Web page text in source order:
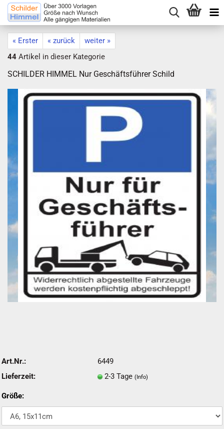
« Erster « zurück
weiter »
44 Artikel in dieser Kategorie
SCHILDER HIMMEL Nur Geschäftsführer Schild
Art.Nr.:
6449
Lieferzeit:
2-3 Tage (Info)
Größe: